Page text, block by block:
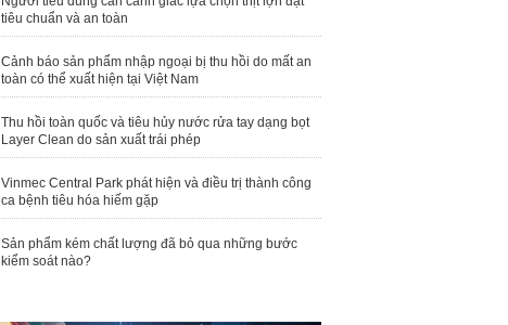
tiêu chuẩn và an toàn
Cảnh báo sản phẩm nhập ngoại bị thu hồi do mất an
toàn có thể xuất hiện tại Việt Nam
Thu hồi toàn quốc và tiêu hủy nước rửa tay dạng bọt
Layer Clean do sản xuất trái phép
Vinmec Central Park phát hiện và điều trị thành công
ca bệnh tiêu hóa hiếm gặp
Sản phẩm kém chất lượng đã bỏ qua những bước
kiểm soát nào?